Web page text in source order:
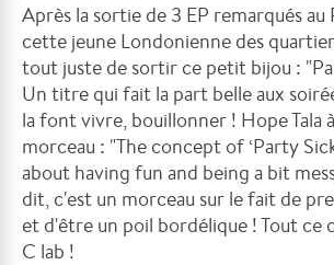
Après la sortie de 3 EP remarqués
cette jeune Londonienne des
tout juste de sortir ce petit bijou :
Un titre qui fait la part belle aux
la font vivre, bouillonner ! Hope Tala
morceau : "The concept of ‘Party
about having fun and being a bit
dit, c'est un morceau sur le fait de
et d'être un poil bordélique ! Tout ce
C lab !